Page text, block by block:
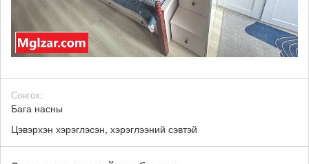
Сонгох:
Бага насны
Цэвэрхэн хэрэглэсэн, хэрэглээний сэвтэй